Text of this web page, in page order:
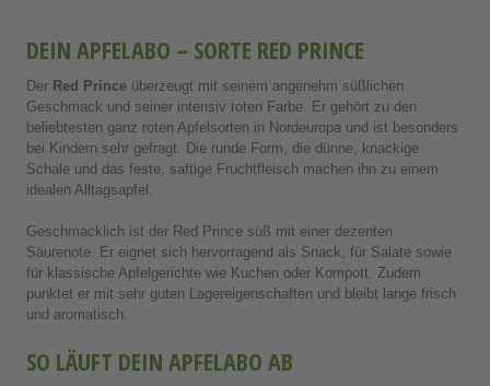
DEIN APFELABO – SORTE RED PRINCE
Der Red Prince überzeugt mit seinem angenehm süßlichen
Geschmack und seiner intensiv roten Farbe. Er gehört zu den
beliebtesten ganz roten Apfelsorten in Nordeuropa und ist besonders
bei Kindern sehr gefragt. Die runde Form, die dünne, knackige
Schale und das feste, saftige Fruchtfleisch machen ihn zu einem
idealen Alltagsapfel.
Geschmacklich ist der Red Prince süß mit einer dezenten
Säurenote. Er eignet sich hervorragend als Snack, für Salate sowie
für klassische Apfelgerichte wie Kuchen oder Kompott. Zudem
punktet er mit sehr guten Lagereigenschaften und bleibt lange frisch
und aromatisch.
SO LÄUFT DEIN APFELABO AB